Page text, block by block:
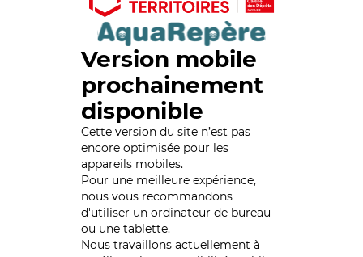
Version mobile
prochainement
disponible
Cette version du site n’est pas
encore optimisée pour les
appareils mobiles.
Pour une meilleure expérience,
nous vous recommandons
d'utiliser un ordinateur de bureau
ou une tablette.
Nous travaillons actuellement à